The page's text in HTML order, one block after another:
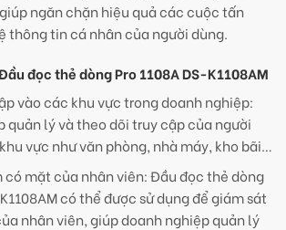
ngăn chặn hiệu quả các cuộc tấn
thông tin cá nhân của người dùng.
đọc thẻ dòng Pro 1108A DS-K1108AM
vào các khu vực trong doanh nghiệp:
quản lý và theo dõi truy cập của người
vực như văn phòng, nhà máy, kho bãi…
có mặt của nhân viên: Đầu đọc thẻ dòng
có thể được sử dụng để giám sát
nhân viên, giúp doanh nghiệp quản lý